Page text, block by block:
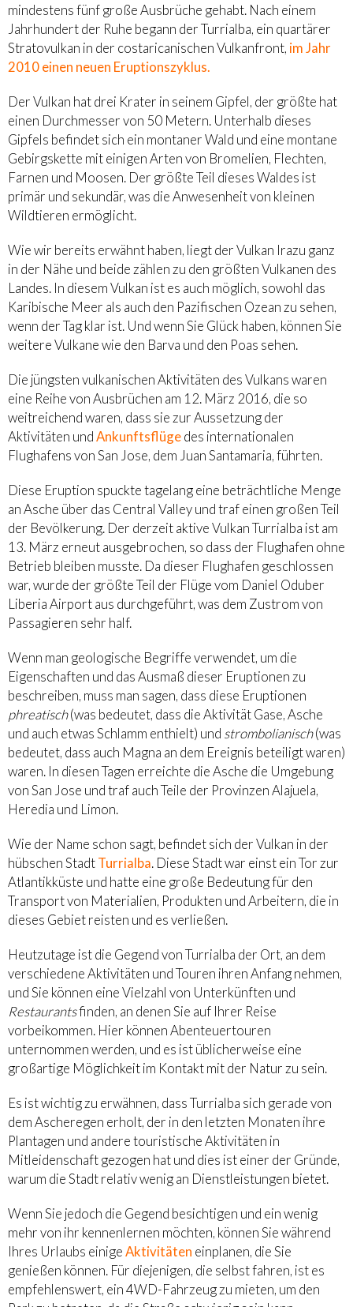
mindestens fünf große Ausbrüche gehabt. Nach einem
Jahrhundert der Ruhe begann der Turrialba, ein quartärer
Stratovulkan in der costaricanischen Vulkanfront, im Jahr
2010 einen neuen Eruptionszyklus.
Der Vulkan hat drei Krater in seinem Gipfel, der größte hat
einen Durchmesser von 50 Metern. Unterhalb dieses
Gipfels befindet sich ein montaner Wald und eine montane
Gebirgskette mit einigen Arten von Bromelien, Flechten,
Farnen und Moosen. Der größte Teil dieses Waldes ist
primär und sekundär, was die Anwesenheit von kleinen
Wildtieren ermöglicht.
Wie wir bereits erwähnt haben, liegt der Vulkan Irazu ganz
in der Nähe und beide zählen zu den größten Vulkanen des
Landes. In diesem Vulkan ist es auch möglich, sowohl das
Karibische Meer als auch den Pazifischen Ozean zu sehen,
wenn der Tag klar ist. Und wenn Sie Glück haben, können Sie
weitere Vulkane wie den Barva und den Poas sehen.
Die jüngsten vulkanischen Aktivitäten des Vulkans waren
eine Reihe von Ausbrüchen am 12. März 2016, die so
weitreichend waren, dass sie zur Aussetzung der
Aktivitäten undAnkunftsflügedes internationalen
Flughafens von San Jose, dem Juan Santamaria, führten.
Diese Eruption spuckte tagelang eine beträchtliche Menge
an Asche über das Central Valley und traf einen großen Teil
der Bevölkerung. Der derzeit aktive Vulkan Turrialba ist am
13. März erneut ausgebrochen, so dass der Flughafen ohne
Betrieb bleiben musste. Da dieser Flughafen geschlossen
war, wurde der größte Teil der Flüge vom Daniel Oduber
Liberia Airport aus durchgeführt, was dem Zustrom von
Passagieren sehr half.
Wenn man geologische Begriffe verwendet, um die
Eigenschaften und das Ausmaß dieser Eruptionen zu
beschreiben, muss man sagen, dass diese Eruptionen
phreatisch(was bedeutet, dass die Aktivität Gase, Asche
und auch etwas Schlamm enthielt) und strombolianisch(was
bedeutet, dass auch Magna an dem Ereignis beteiligt waren)
waren. In diesen Tagen erreichte die Asche die Umgebung
von San Jose und traf auch Teile der Provinzen Alajuela,
Heredia und Limon.
Wie der Name schon sagt, befindet sich der Vulkan in der
hübschen StadtTurrialba. Diese Stadt war einst ein Tor zur
Atlantikküste und hatte eine große Bedeutung für den
Transport von Materialien, Produkten und Arbeitern, die in
dieses Gebiet reisten und es verließen.
Heutzutage ist die Gegend von Turrialba der Ort, an dem
verschiedene Aktivitäten und Touren ihren Anfang nehmen,
und Sie können eine Vielzahl von Unterkünften und
Restaurantsfinden, an denen Sie auf Ihrer Reise
vorbeikommen. Hier können Abenteuertouren
unternommen werden, und es ist üblicherweise eine
großartige Möglichkeit im Kontakt mit der Natur zu sein.
Es ist wichtig zu erwähnen, dass Turrialba sich gerade von
dem Ascheregen erholt, der in den letzten Monaten ihre
Plantagen und andere touristische Aktivitäten in
Mitleidenschaft gezogen hat und dies ist einer der Gründe,
warum die Stadt relativ wenig an Dienstleistungen bietet.
Wenn Sie jedoch die Gegend besichtigen und ein wenig
mehr von ihr kennenlernen möchten, können Sie während
Ihres Urlaubs einigeAktivitäten einplanen, die Sie
genießen können. Für diejenigen, die selbst fahren, ist es
empfehlenswert, ein 4WD-Fahrzeug zu mieten, um den